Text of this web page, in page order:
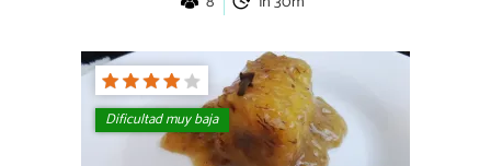
Dificultad muy baja